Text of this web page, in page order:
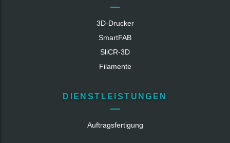
3D-Drucker
SmartFAB
SliCR‑3D
Filamente
DIENSTLEISTUNGEN
Auftragsfertigung